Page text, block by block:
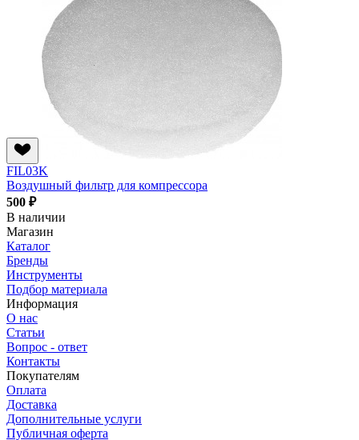
FIL03K
Воздушный фильтр для компрессора
500 ₽
В наличии
Магазин
Каталог
Бренды
Инструменты
Подбор материала
Информация
О нас
Статьи
Вопрос - ответ
Контакты
Покупателям
Оплата
Доставка
Дополнительные услуги
Публичная оферта